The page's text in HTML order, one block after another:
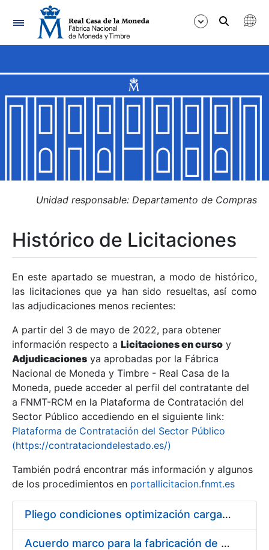
Navegación
Mostrar/Ocultar
Mostrar/Ocultar
Mostrar/Ocultar
Mostrar/Ocultar
Mostrar/Ocultar
Mostrar/Ocultar
Unidad responsable: Departamento de Compras
Histórico de Licitaciones
En este apartado se muestran, a modo de histórico,
las licitaciones que ya han sido resueltas, así como
las adjudicaciones menos recientes:
A partir del 3 de mayo de 2022, para obtener
información respecto a Licitaciones en curso y
Adjudicaciones ya aprobadas por la Fábrica
Nacional de Moneda y Timbre - Real Casa de la
Moneda, puede acceder al perfil del contratante del
a FNMT-RCM en la Plataforma de Contratación del
Sector Público accediendo en el siguiente link:
Plataforma de Contratación del Sector Público
(https://contrataciondelestado.es/)
También podrá encontrar más información y algunos
de los procedimientos en portallicitacion.fnmt.es
Pliego condiciones optimización cargas compras firmado
Acuerdo marco para la fabricación de piezas